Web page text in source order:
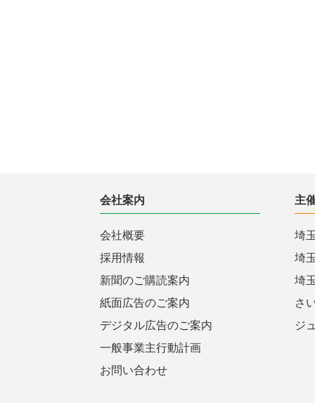
会社案内
会社概要
採用情報
新聞のご購読案内
紙面広告のご案内
デジタル広告のご案内
一般事業主行動計画
お問い合わせ
主
埼
埼
埼
さ
ジ